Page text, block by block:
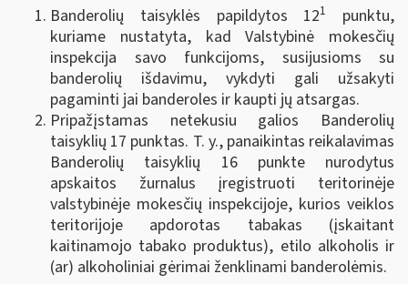
Banderolių taisyklės papildytos 121
punktu,
kuriame nustatyta, kad Valstybinė mokesčių
inspekcija savo funkcijoms, susijusioms su
banderolių išdavimu, vykdyti gali užsakyti
pagaminti jai banderoles ir kaupti jų atsargas.
Pripažįstamas netekusiu galios Banderolių
taisyklių 17 punktas. T. y., panaikintas reikalavimas
Banderolių taisyklių 16 punkte nurodytus
apskaitos žurnalus įregistruoti teritorinėje
valstybinėje mokesčių inspekcijoje, kurios veiklos
teritorijoje apdorotas tabakas (įskaitant
kaitinamojo tabako produktus), etilo alkoholis ir
(ar) alkoholiniai gėrimai ženklinami banderolėmis.